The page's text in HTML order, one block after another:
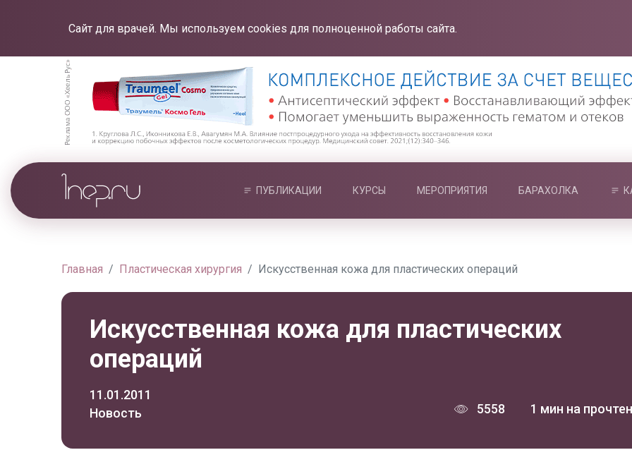
Сайт для врачей. Мы используем cookies для полноценной работы сайта.
ПУБЛИКАЦИИ КУРСЫ МЕРОПРИЯТИЯ БАРАХОЛКА
Главная Пластическая хирургия Искусственная кожа для пластических операций
Искусственная кожа для пластических
операций
11.01.2011
Новость
5558 1 мин на